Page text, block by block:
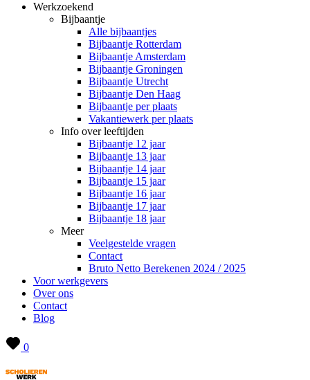
Werkzoekend
Bijbaantje
Alle bijbaantjes
Bijbaantje Rotterdam
Bijbaantje Amsterdam
Bijbaantje Groningen
Bijbaantje Utrecht
Bijbaantje Den Haag
Bijbaantje per plaats
Vakantiewerk per plaats
Info over leeftijden
Bijbaantje 12 jaar
Bijbaantje 13 jaar
Bijbaantje 14 jaar
Bijbaantje 15 jaar
Bijbaantje 16 jaar
Bijbaantje 17 jaar
Bijbaantje 18 jaar
Meer
Veelgestelde vragen
Contact
Bruto Netto Berekenen 2024 / 2025
Voor werkgevers
Over ons
Contact
Blog
0